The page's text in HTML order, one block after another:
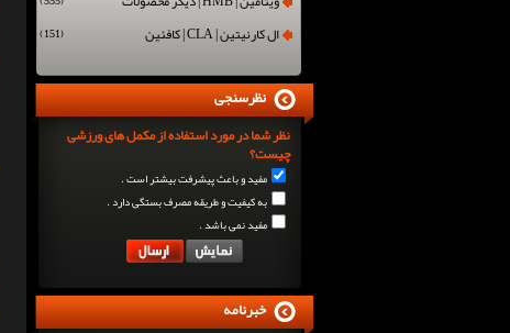
ال کارنیتین | CLA | کافئین (151)
نظر شما در مورد استفاده از مکمل های ورزشی
چیست؟
مفید و باعث پیشرفت بیشتر است .
به کیفیت و طریقه مصرف بستگی دارد .
مفید نمی باشد .
نظرسنجی
خبرنامه